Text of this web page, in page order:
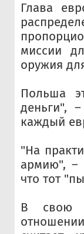
Глава
миссии
оружия
Польша
деньги",
каждый
"На
армию", –
что тот
В свою